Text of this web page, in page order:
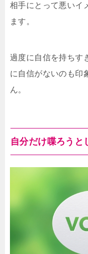
相手にとって悪いイ
ます。
過度に自信を持ちす
に自信がないのも印
ん。
自分だけ喋ろうと